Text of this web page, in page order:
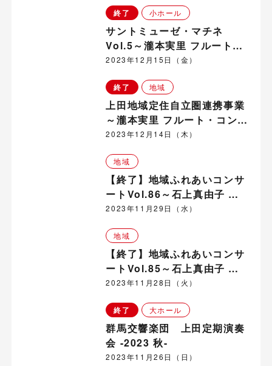
終了 小ホール
サントミューゼ・マチネ
Vol.5～瀧本実里 フルート・
コンサート～
2023年12月15日（金）
終了 地域
上田地域定住自立圏連携事業
～瀧本実里 フルート・コンサ
ート in 立科町
2023年12月14日（木）
地域
【終了】地域ふれあいコンサ
ートVol.86～石上真由子 ヴ
ァイオリン・コンサート～ in
2023年11月29日（水）
地域
【終了】地域ふれあいコンサ
ートVol.85～石上真由子 ヴ
ァイオリン・コンサート～ in
2023年11月28日（火）
終了 大ホール
群馬交響楽団 上田定期演奏
会 -2023 秋-
2023年11月26日（日）